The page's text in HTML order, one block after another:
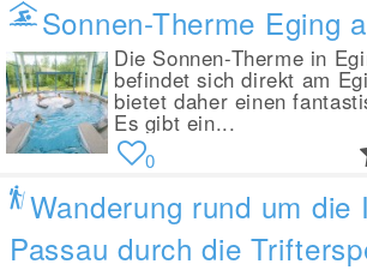
Sonnen-Therme Eging
Die Sonnen-Therme in
befindet sich direkt am
bietet daher einen
Es gibt ein...
0
Wanderung rund um die
Passau durch die